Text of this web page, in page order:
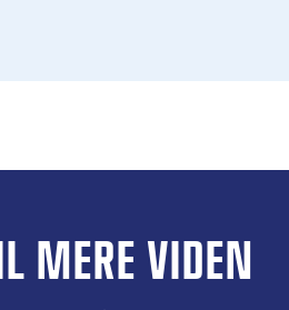
MERE VIDEN